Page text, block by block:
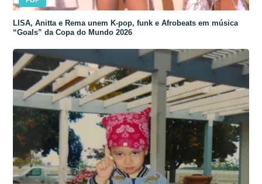
LISA, Anitta e Rema unem K-pop, funk e Afrobeats em música
“Goals” da Copa do Mundo 2026